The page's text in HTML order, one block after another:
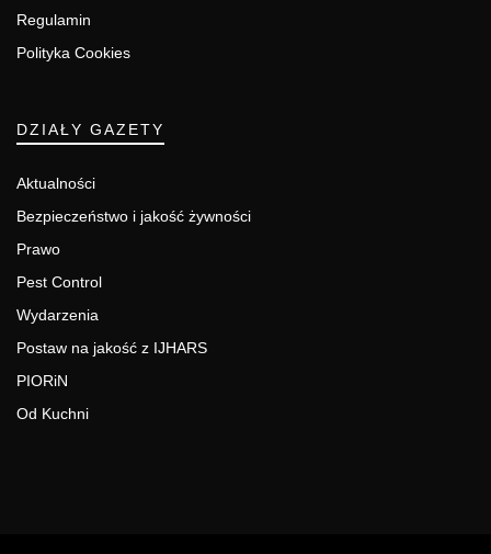
Regulamin
Polityka Cookies
DZIAŁY GAZETY
Aktualności
Bezpieczeństwo i jakość żywności
Prawo
Pest Control
Wydarzenia
Postaw na jakość z IJHARS
PIORiN
Od Kuchni